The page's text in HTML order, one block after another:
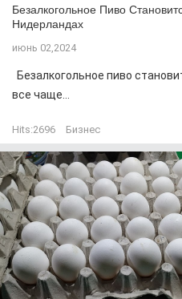
Безалкогольное Пиво
Нидерландах
июнь 02,2024
Безалкогольное пиво
все чаще...
Hits:2696 Бизнес